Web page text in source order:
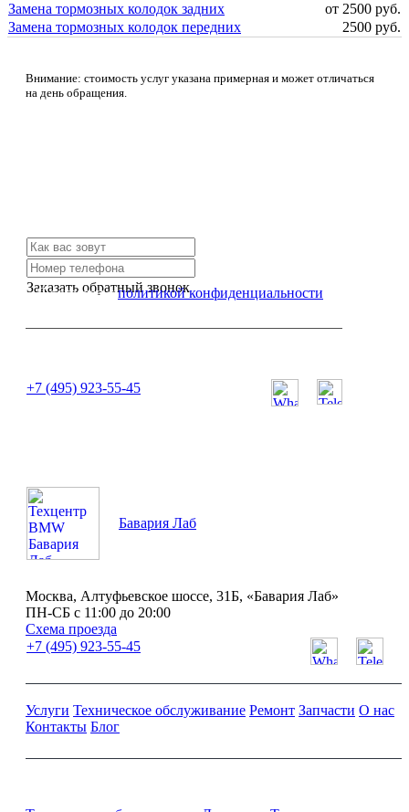
Замена тормозных колодок задних
от 2500 руб.
Замена тормозных колодок передних
2500 руб.
Внимание: стоимость услуг указана примерная и может отличаться
на день обращения.
Заказать обратный звонок
Я согласен сполитикой конфиденциальности
+7 (495) 923-55-45
Бавария Лаб
Москва, Алтуфьевское шоссе, 31Б, «Бавария Лаб»
ПН-СБ с 11:00 до 20:00
Схема проезда
+7 (495) 923-55-45
Услуги Техническое обслуживание Ремонт Запчасти О нас
Контакты Блог